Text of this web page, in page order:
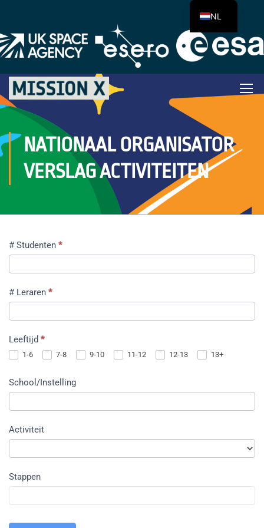
NATIONAAL ORGANISATOR
VERSLAG ACTIVITEITEN
Activiteiten
in
bulk
uploaden
# Studenten *
# Leraren *
Leeftijd *
1-6 7-8 9-10 11-12 12-13 13+
School/Instelling
Activiteit
Stappen
NL